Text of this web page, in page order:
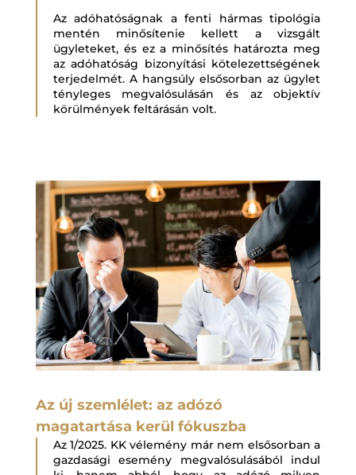
Az adóhatóságnak a fenti hármas tipológia
mentén minősítenie kellett a vizsgált
ügyleteket, és ez a minősítés határozta meg
az adóhatóság bizonyítási kötelezettségének
terjedelmét. A hangsúly elsősorban az ügylet
tényleges megvalósulásán és az objektív
körülmények feltárásán volt.
Az új szemlélet: az adózó
magatartása kerül fókuszba
Az 1/2025. KK vélemény már nem elsősorban a
gazdasági esemény megvalósulásából indul